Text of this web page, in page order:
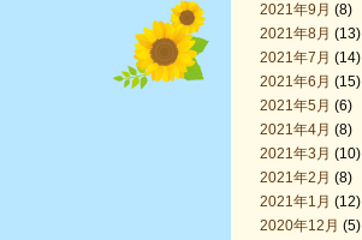
2021年9月 (8)
2021年8月 (13)
2021年7月 (14)
2021年6月 (15)
2021年5月 (6)
2021年4月 (8)
2021年3月 (10)
2021年2月 (8)
2021年1月 (12)
2020年12月 (5)